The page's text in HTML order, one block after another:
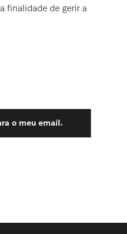
finalidade de gerir a